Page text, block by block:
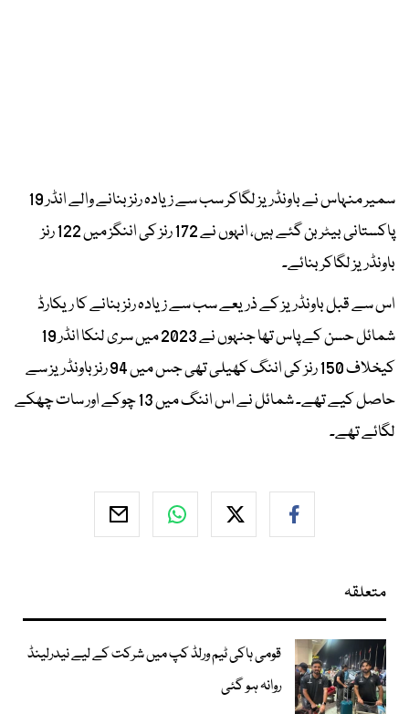
سمیر منہاس نے باونڈریز لگاکر سب سے زیادہ رنز بنانے والے انڈر 19
پاکستانی بیٹر بن گئے ہیں، انہوں نے 172 رنز کی اننگز میں 122 رنز
باونڈریز لگاکر بنائے۔
اس سے قبل باونڈریز کے ذریعے سب سے زیادہ رنز بنانے کا ریکارڈ
شمائل حسن کے پاس تھا جنہوں نے 2023 میں سری لنکا انڈر 19
کیخلاف 150 رنز کی اننگ کھیلی تھی جس میں 94 رنز باونڈریز سے
حاصل کیے تھے۔ شمائل نے اس اننگ میں 13 چوکے اور سات چھکے
لگائے تھے۔
متعلقہ
قومی ہاکی ٹیم ورلڈ کپ میں شرکت کے لیے نیدرلینڈ
روانہ ہو گئی